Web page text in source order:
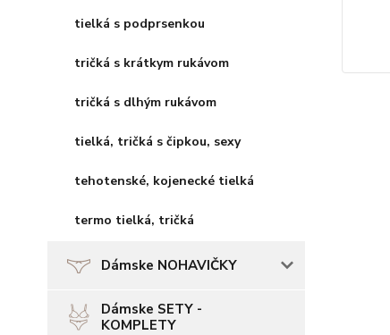
tielká s podprsenkou
tričká s krátkym rukávom
tričká s dlhým rukávom
tielká, tričká s čipkou, sexy
tehotenské, kojenecké tielká
termo tielká, tričká
Dámske NOHAVIČKY
Dámske SETY -
KOMPLETY